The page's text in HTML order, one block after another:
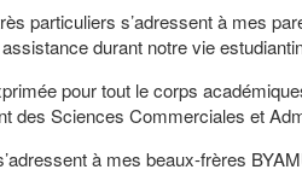
s’adressent à mes
durant notre vie
pour tout le corps
des Sciences Commerciales et
à mes beaux-frères